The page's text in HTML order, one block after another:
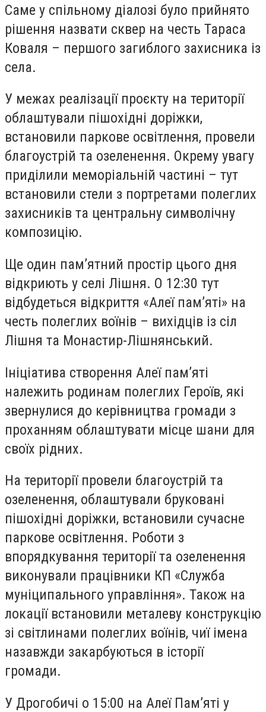
Саме у спільному діалозі було прийнято
рішення назвати сквер на честь Тараса
Коваля – першого загиблого захисника із
села.
У межах реалізації проєкту на території
облаштували пішохідні доріжки,
встановили паркове освітлення, провели
благоустрій та озеленення. Окрему увагу
приділили меморіальній частині – тут
встановили стели з портретами полеглих
захисників та центральну символічну
композицію.
Ще один пам’ятний простір цього дня
відкриють у селі Лішня. О 12:30 тут
відбудеться відкриття «Алеї пам’яті» на
честь полеглих воїнів – вихідців із сіл
Лішня та Монастир-Лішнянський.
Ініціатива створення Алеї пам’яті
належить родинам полеглих Героїв, які
звернулися до керівництва громади з
проханням облаштувати місце шани для
своїх рідних.
На території провели благоустрій та
озеленення, облаштували бруковані
пішохідні доріжки, встановили сучасне
паркове освітлення. Роботи з
впорядкування території та озеленення
виконували працівники КП «Служба
муніципального управління». Також на
локації встановили металеву конструкцію
зі світлинами полеглих воїнів, чиї імена
назавжди закарбуються в історії
громади.
У Дрогобичі о 15:00 на Алеї Пам’яті у